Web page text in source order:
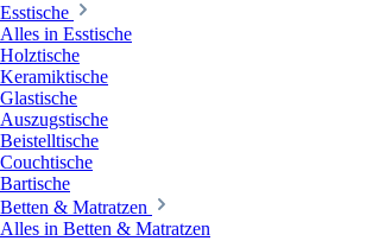
Esstische
Alles in Esstische
Holztische
Keramiktische
Glastische
Auszugstische
Beistelltische
Couchtische
Bartische
Betten & Matratzen
Alles in Betten & Matratzen